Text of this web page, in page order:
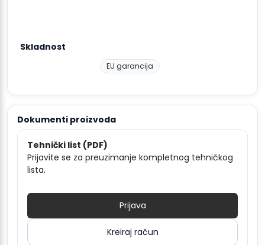
Skladnost
EU garancija
Dokumenti proizvoda
Tehnički list (PDF)
Prijavite se za preuzimanje kompletnog tehničkog
lista.
Prijava
Kreiraj račun